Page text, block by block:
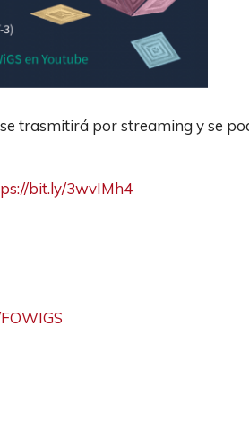
trasmitirá por streaming y se
bit.ly/3wvIMh4